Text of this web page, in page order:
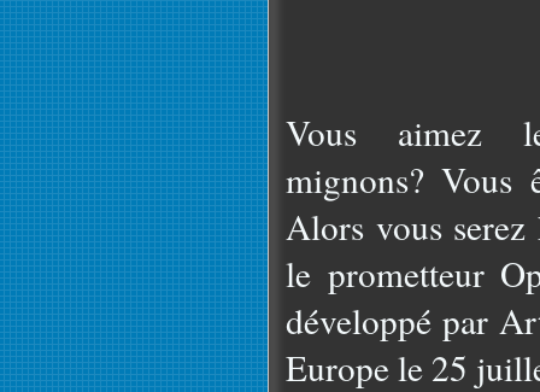
Vous aimez
mignons? Vous
Alors vous serez
le prometteur
développé par
Europe le 25